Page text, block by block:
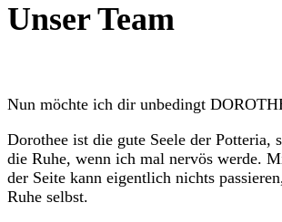
Unser Team
Nun möchte ich dir unbedingt
Dorothee ist die gute Seele der Potteria,
die Ruhe, wenn ich mal nervös werde.
der Seite kann eigentlich nichts
Ruhe selbst.